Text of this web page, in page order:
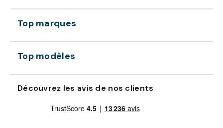
Top marques
Top modèles
Découvrez les avis de nos clients